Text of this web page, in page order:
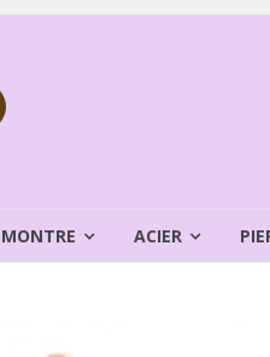
MONTRE ACIER